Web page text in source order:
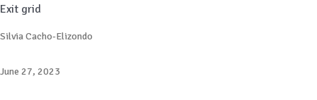
Exit grid
Silvia Cacho-Elizondo
June 27, 2023